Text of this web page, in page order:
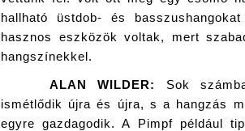
hallható üstdob- és
hasznos eszközök voltak, mert
hangszínekkel.
ALAN WILDER:
Sok
ismétlődik újra és újra, s a hangzás
egyre gazdagodik. A Pimpf például